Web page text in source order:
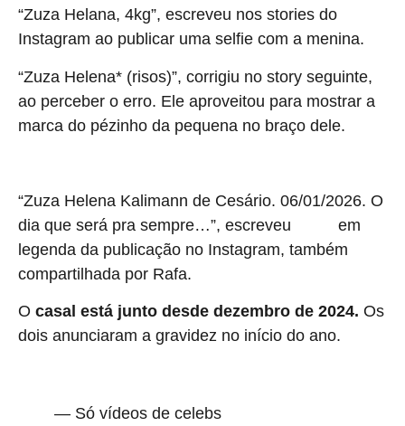
“Zuza Helana, 4kg”, escreveu nos stories do
Instagram ao publicar uma selfie com a menina.
“Zuza Helena* (risos)”, corrigiu no story seguinte,
ao perceber o erro. Ele aproveitou para mostrar a
marca do pézinho da pequena no braço dele.
“Zuza Helena Kalimann de Cesário. 06/01/2026. O
dia que será pra sempre…”, escreveu
em
legenda da publicação no Instagram, também
compartilhada por Rafa.
O casal está junto desde dezembro de 2024. Os
dois anunciaram a gravidez no início do ano.
— Só vídeos de celebs